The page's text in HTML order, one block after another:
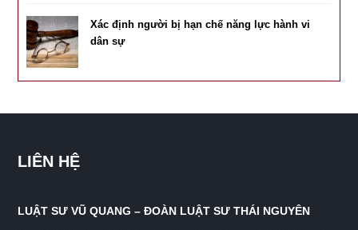
Xác định người bị hạn chế năng lực hành vi
dân sự
LIÊN HỆ
LUẬT SƯ VŨ QUANG – ĐOÀN LUẬT SƯ THÁI NGUYÊN